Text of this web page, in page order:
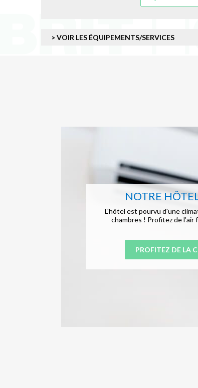
> VOIR LES ÉQUIPEMENTS/SERVICES
NOTRE
L'hôtel est pourvu d'une
chambres ! Profitez de l'air
PROFITEZ DE LA